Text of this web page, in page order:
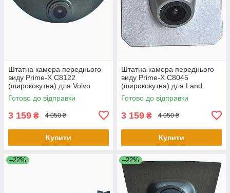
Штатна камера переднього
виду Prime-X C8122
(ширококутна) для Volvo
(універсальна)
Готово до відправки
3 159 ₴ 4 050 ₴
Купити
Штатна камера переднього
виду Prime-X C8045
(ширококутна) для Land
Rover Range Rover 2015 -
2016
Готово до відправки
3 159 ₴ 4 050 ₴
Купити
–22% –22%